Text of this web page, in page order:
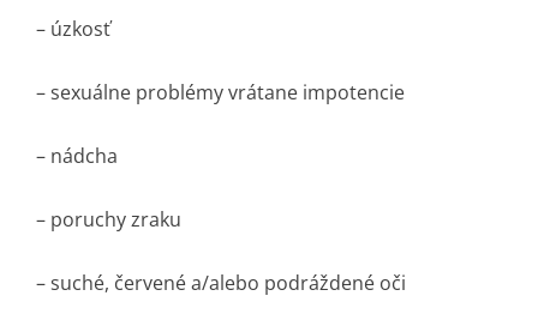
– úzkosť
– sexuálne problémy vrátane impotencie
– nádcha
– poruchy zraku
– suché, červené a/alebo podráždené oči